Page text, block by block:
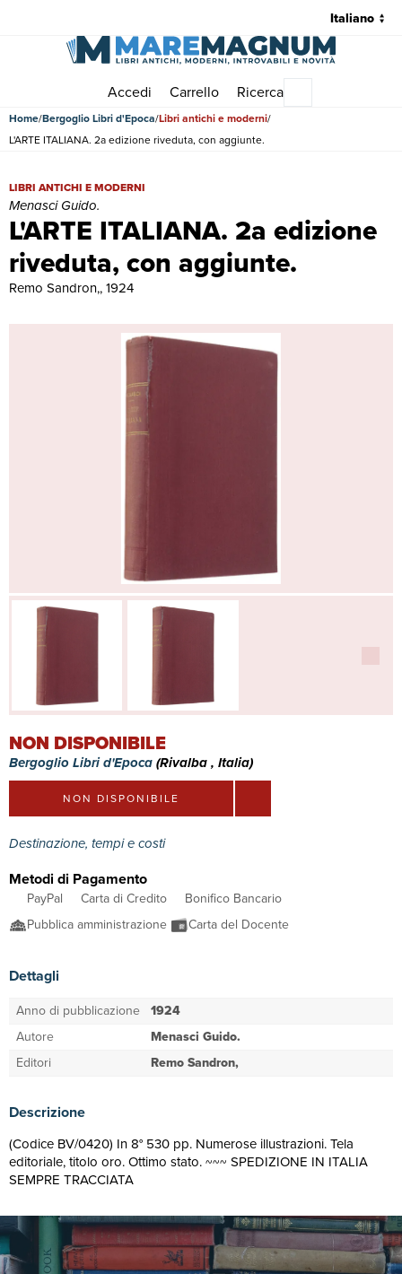
Accedi Carrello Ricerca
Home Bergoglio Libri d'Epoca Libri antichi e moderni
L'ARTE ITALIANA. 2a edizione riveduta, con aggiunte.
L'ARTE ITALIANA. 2a edizione
riveduta, con aggiunte.
L'ARTE ITALIANA. 2a edizione riveduta, con aggiunte. | Libri
LIBRI ANTICHI E MODERNI
Menasci Guido.
Remo Sandron,, 1924
NON DISPONIBILE
Bergoglio Libri d'Epoca(Rivalba , Italia)
NON DISPONIBILE
Destinazione, tempi e costi
Metodi di Pagamento
PayPal Carta di Credito
Bonifico Bancario
Pubblica amministrazione
Carta del Docente
Dettagli
Anno di pubblicazione 1924
Autore
Menasci Guido.
Editori
Remo Sandron,
Descrizione
(Codice BV/0420) In 8° 530 pp. Numerose illustrazioni. Tela
editoriale, titolo oro. Ottimo stato. ~~~ SPEDIZIONE IN ITALIA
SEMPRE TRACCIATA